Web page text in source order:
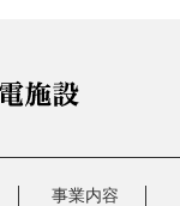
事業内容